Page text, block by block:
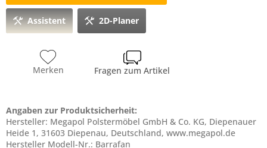
Assistent 2D-Planer
Merken Fragen zum Artikel
Angaben zur Produktsicherheit:
Hersteller: Megapol Polstermöbel GmbH & Co. KG, Diepenauer
Heide 1, 31603 Diepenau, Deutschland, www.megapol.de
Hersteller Modell-Nr.: Barrafan